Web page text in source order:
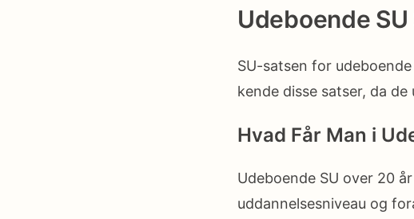
Udeboende
SU-satsen for
kende disse satser, da
Hvad Får Man i
Udeboende SU over 20
uddannelsesniveau og